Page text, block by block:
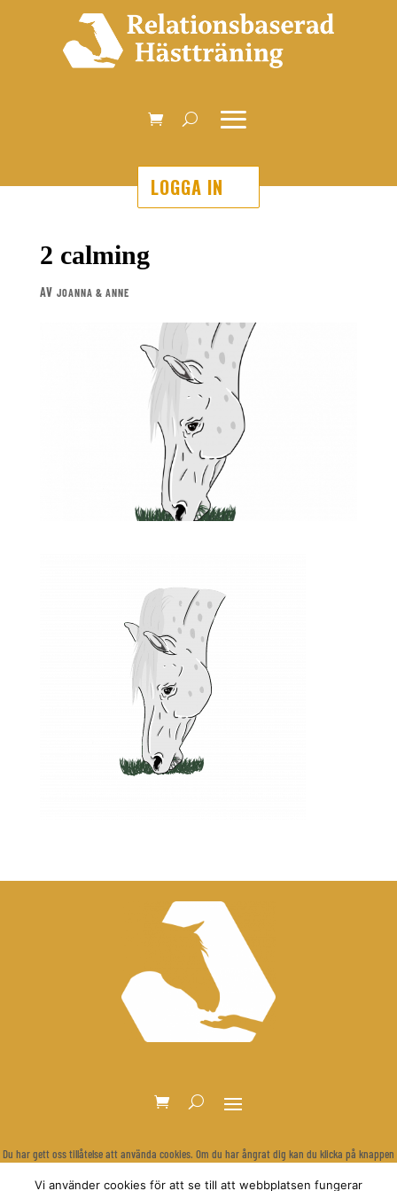
LOGGA IN
2 calming
AV JOANNA & ANNE
Du har gett oss tillåtelse att använda cookies. Om du har ångrat dig kan du klicka på knappen
Vi använder cookies för att se till att webbplatsen fungerar